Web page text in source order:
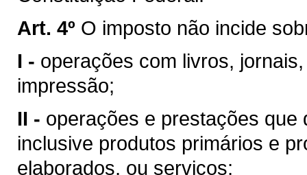
Art. 4º O imposto não incide
I - operações com livros,
impressão;
II - operações e prestações
inclusive produtos primários e
elaborados, ou serviços;